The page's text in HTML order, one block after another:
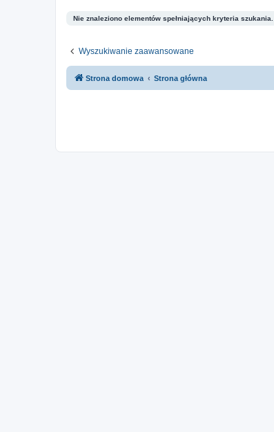
Nie znaleziono elementów spełniających kryteria szukania.
Wyszukiwanie zaawansowane
Strona domowa Strona główna